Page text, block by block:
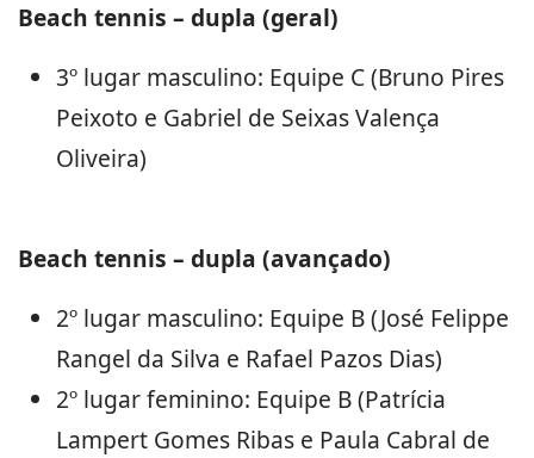
Beach tennis – dupla (geral)
3º lugar masculino: Equipe C (Bruno Pires
Peixoto e Gabriel de Seixas Valença
Oliveira)
Beach tennis – dupla (avançado)
2º lugar masculino: Equipe B (José Felippe
Rangel da Silva e Rafael Pazos Dias)
2º lugar feminino: Equipe B (Patrícia
Lampert Gomes Ribas e Paula Cabral de